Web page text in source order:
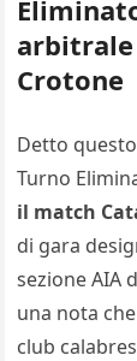
arbitrale
Crotone
Detto
Turno
il match
di gara
sezione AIA
una nota
club